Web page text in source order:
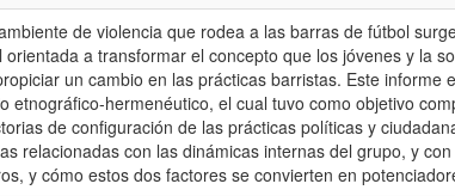
de violencia que rodea a las barras de fútbol
orientada a transformar el concepto que los jóvenes y la
un cambio en las prácticas barristas. Este informe
etnográfico-hermenéutico, el cual tuvo como objetivo
de configuración de las prácticas políticas y
relacionadas con las dinámicas internas del grupo, y
y cómo estos dos factores se convierten en